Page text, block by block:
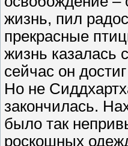
жизнь, пил
прекрасные
жизнь казалась
сейчас он
Но не
закончилась.
было так
роскошных